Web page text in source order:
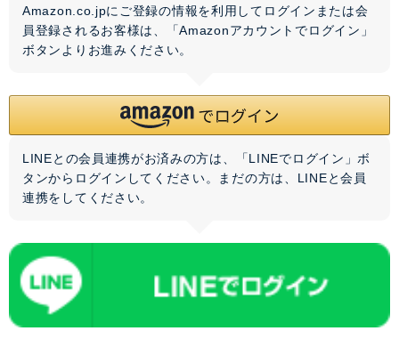
Amazon.co.jpにご登録の情報を利用してログインまたは会
員登録されるお客様は、「Amazonアカウントでログイン」
ボタンよりお進みください。
LINEとの会員連携がお済みの方は、「LINEでログイン」ボ
タンからログインしてください。まだの方は、 LINEと会員
連携をしてください。